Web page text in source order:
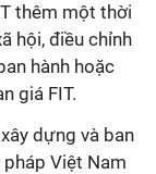
thêm một thời
hội, điều chỉnh
hành hoặc
giá FIT.
dựng và ban
Việt Nam